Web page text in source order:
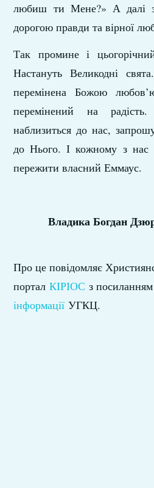
любиш ти Мене?» А далі
дорогою правди та вірної
Так промине і
Настануть Великодні
перемінена Божою
перемінений на
наблизиться до нас,
до Нього. І кожному з нас
пережити власний Еммаус.
Владика Богдан
Про це повідомляє
портал КІРІОС з
інформаціїУГКЦ.